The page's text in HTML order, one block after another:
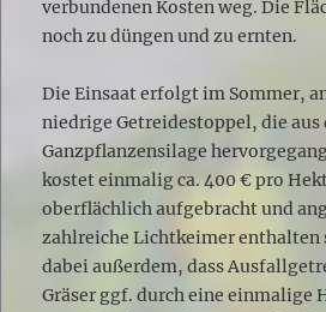
verbundenen Kosten weg. Die
noch zu düngen und zu ernten.
Die Einsaat erfolgt im Sommer,
niedrige Getreidestoppel, die aus
Ganzpflanzensilage
kostet einmalig ca. 400 € pro
oberflächlich aufgebracht und
zahlreiche Lichtkeimer
dabei außerdem, dass
Gräser ggf. durch eine einmalige